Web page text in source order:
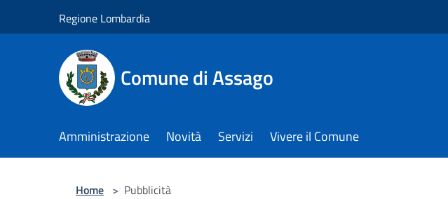
Regione Lombardia
Comune di Assago
Amministrazione Novità Servizi Vivere il Comune
Home > Pubblicità